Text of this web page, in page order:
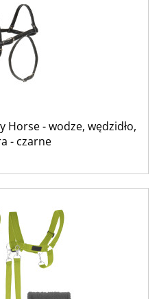
Horse - wodze, wędzidło,
- czarne